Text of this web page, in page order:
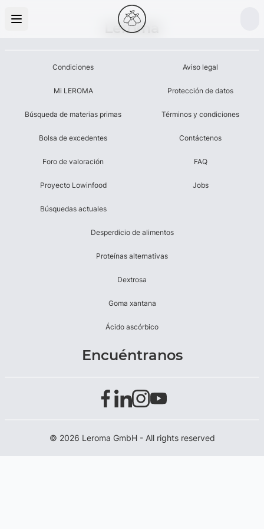
Leroma
Condiciones
Mi LEROMA
Búsqueda de materias primas
Bolsa de excedentes
Foro de valoración
Proyecto Lowinfood
Búsquedas actuales
Aviso legal
Protección de datos
Términos y condiciones
Contáctenos
FAQ
Jobs
Desperdicio de alimentos
Proteínas alternativas
Dextrosa
Goma xantana
Ácido ascórbico
Encuéntranos
© 2026 Leroma GmbH - All rights reserved